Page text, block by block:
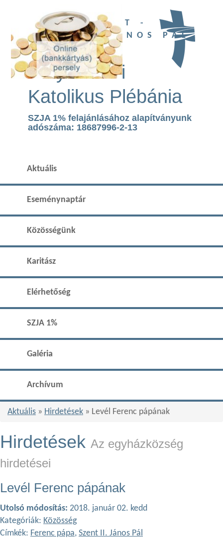
UBI DEUS EST -
SZENT II. JÁNOS PÁL
TEMPLOM
Páty Római
Katolikus Plébánia
SZJA 1% felajánlásához alapítványunk
adószáma: 18687996-2-13
Aktuális
Eseménynaptár
Közösségünk
Karitász
Elérhetőség
SZJA 1%
Galéria
Archívum
Aktuális » Hirdetések » Levél Ferenc pápának
Hirdetések Az egyházközség
hirdetései
Levél Ferenc pápának
Utolsó módosítás: 2018. január 02. kedd
Kategóriák: Közösség
Címkék: Ferenc pápa, Szent II. János Pál